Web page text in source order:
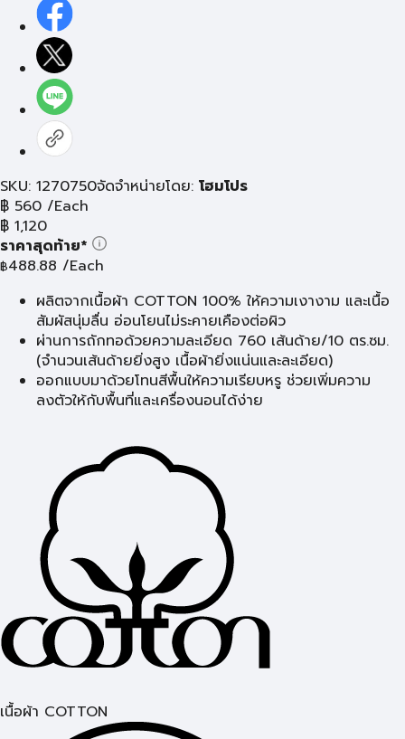
SKU: 1270750จัดจำหน่ายโดย: โฮมโปร
฿ 560 /Each
฿ 1,120
ราคาสุดท้าย*
฿488.88 /Each
ผลิตจากเนื้อผ้า COTTON 100% ให้ความเงางาม และเนื้อ
สัมผัสนุ่มลื่น อ่อนโยนไม่ระคายเคืองต่อผิว
ผ่านการถักทอด้วยความละเอียด 760 เส้นด้าย/10 ตร.ซม.
(จำนวนเส้นด้ายยิ่งสูง เนื้อผ้ายิ่งแน่นและละเอียด)
ออกแบบมาด้วยโทนสีพื้นให้ความเรียบหรู ช่วยเพิ่มความ
ลงตัวให้กับพื้นที่และเครื่องนอนได้ง่าย
เนื้อผ้า COTTON